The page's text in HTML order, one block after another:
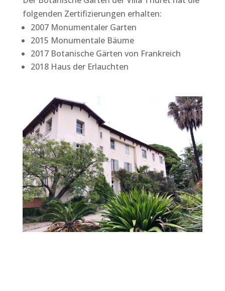
folgenden Zertifizierungen erhalten:
2007 Monumentaler Garten
2015 Monumentale Bäume
2017 Botanische Gärten von Frankreich
2018 Haus der Erlauchten